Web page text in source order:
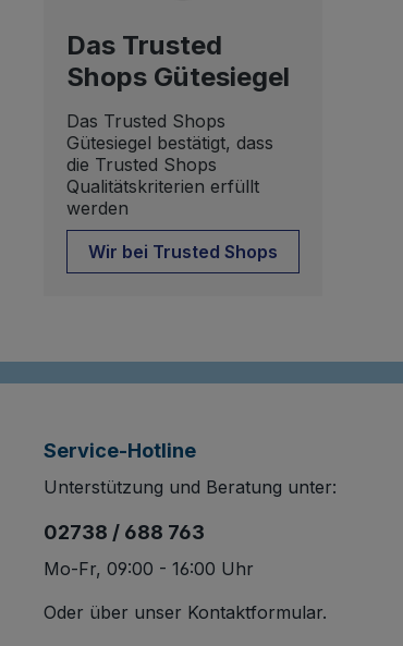
Das Trusted
Shops Gütesiegel
Das Trusted Shops
Gütesiegel bestätigt, dass
die Trusted Shops
Qualitätskriterien erfüllt
werden
Wir bei Trusted Shops
Service-Hotline
Unterstützung und Beratung unter:
02738 / 688 763
Mo-Fr, 09:00 - 16:00 Uhr
Oder über unser Kontaktformular.